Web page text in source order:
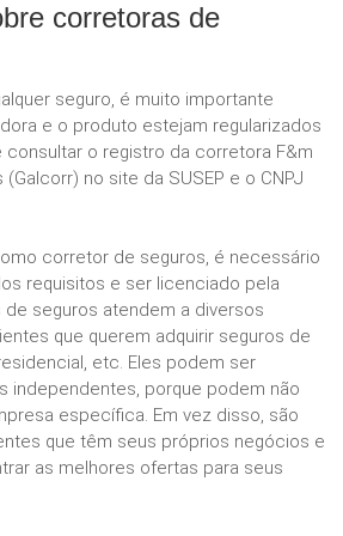
corretoras de
seguro, é muito importante
e o produto estejam regularizados
consultar o registro da corretora F&m
no site da SUSEP e o CNPJ
corretor de seguros, é necessário
requisitos e ser licenciado pela
de seguros atendem a diversos
que querem adquirir seguros de
etc. Eles podem ser
independentes, porque podem não
específica. Em vez disso, são
que têm seus próprios negócios e
as melhores ofertas para seus